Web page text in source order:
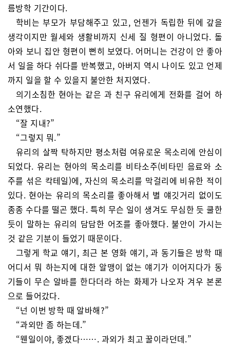
름방학 기간이다.
학비는 부모가 부담해주고 있고, 언젠가 독립한 뒤에 갚을
생각이지만 월세와 생활비까지 신세 질 형편이 아니었다. 돌
아와 보니 집안 형편이 뻔히 보였다. 어머니는 건강이 안 좋아
서 일을 하다 쉬다를 반복했고, 아버지 역시 나이도 있고 언제
까지 일을 할 수 있을지 불안한 처지였다.
의기소침한 현아는 같은 과 친구 유리에게 전화를 걸어 하
소연했다.
“잘 지내?”
“그렇지 뭐.”
유리의 살짝 탁하지만 평소처럼 여유로운 목소리에 안심이
되었다. 유리는 현아의 목소리를 비타소주(비타민 음료와 소
주를 섞은 칵테일)에, 자신의 목소리를 막걸리에 비유한 적이
있다. 현아는 유리의 목소리를 좋아해서 별 얘깃거리 없이도
종종 수다를 떨곤 했다. 특히 무슨 일이 생겨도 무심한 듯 쿨한
듯이 말하는 유리의 담담한 어조를 좋아했다. 불안이 가시는
것 같은 기분이 들었기 때문이다.
그렇게 학교 얘기, 최근 본 영화 얘기, 과 동기들은 방학 때
어디서 뭐 하는지에 대한 알맹이 없는 얘기가 이어지다가 동
기들이 무슨 알바를 한다더라 하는 화제가 나오자 겨우 본론
으로 들어갔다.
“넌 이번 방학 때 알바해?”
“과외만 좀 하는데.”
“웬일이야, 좋겠다……. 과외가 최고 꿀이라던데.”